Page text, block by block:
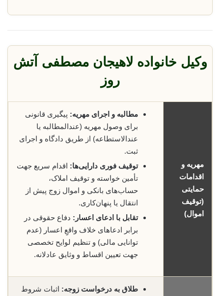
وکیل خانواده لاهیجان مصطفی آتش
روز
مهریه و
اقدامات
حمایتی
(توقیف
اموال)
مطالبه و اجرای مهریه: پیگیری قانونی
برای وصول مهریه (عندالمطالبه یا
عندالاستطاعه) از طریق دادگاه و اجرای
ثبت.
توقیف فوری دارایی‌ها: اقدام سریع جهت
تأمین خواسته و توقیف املاک،
حساب‌های بانکی و اموال زوج پیش از
انتقال یا پنهان‌کاری.
تقابل با ادعای اعسار: دفاع حقوقی در
برابر ادعاهای خلاف واقعِ اعسار (عدم
توانایی مالی) و تنظیم لوایح تخصصی
جهت تعیین اقساط و وثایق عادلانه.
طلاق به درخواست زوجه: اثبات شروط